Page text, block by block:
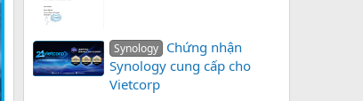
Synology Chứng nhận
Synology cung cấp cho
Vietcorp